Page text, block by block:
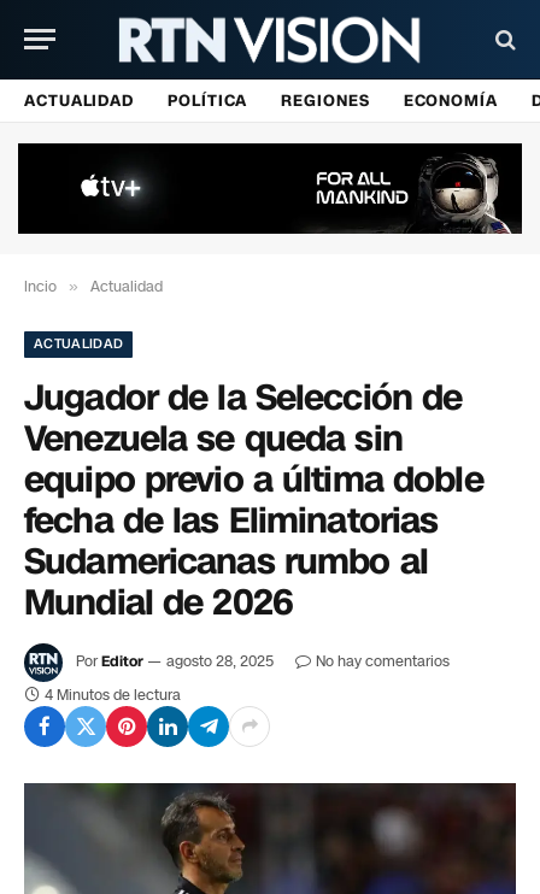
ACTUALIDAD POLÍTICA REGIONES ECONOMÍA
Incio » Actualidad
ACTUALIDAD
Jugador de la Selección de
Venezuela se queda sin
equipo previo a última doble
fecha de las Eliminatorias
Sudamericanas rumbo al
Mundial de 2026
PorEditor agosto 28, 2025
No hay comentarios
4 Minutos de lectura